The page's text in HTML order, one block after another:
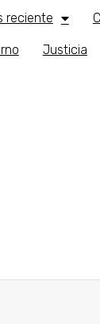
reciente
Justicia